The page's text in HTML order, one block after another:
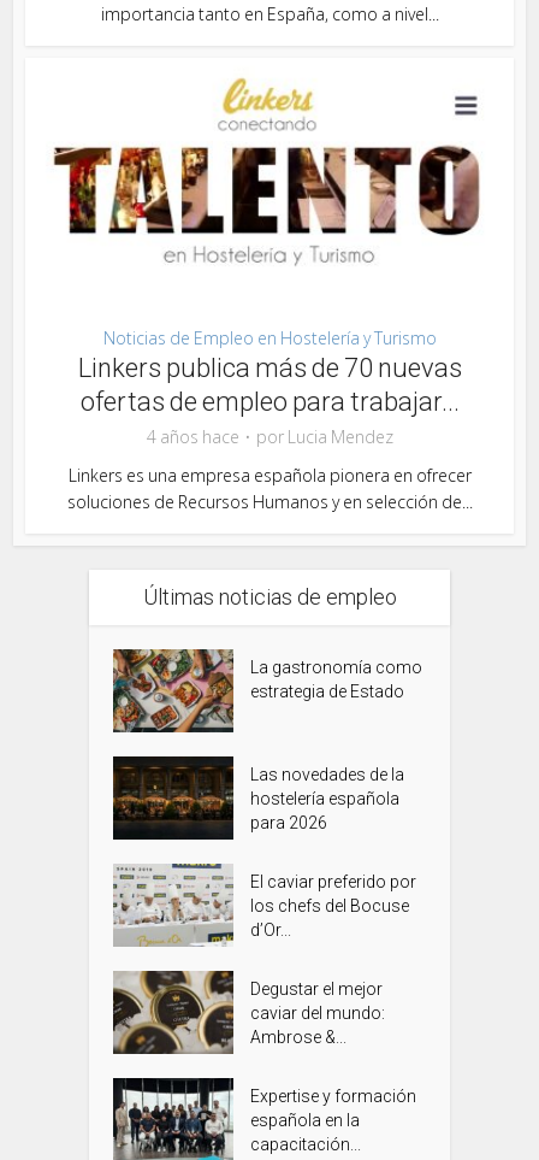
importancia tanto en España, como a nivel...
Noticias de Empleo en Hostelería y Turismo
Linkers publica más de 70 nuevas
ofertas de empleo para trabajar...
4 años hace por Lucia Mendez
Linkers es una empresa española pionera en ofrecer
soluciones de Recursos Humanos y en selección de...
Últimas noticias de empleo
La gastronomía como
estrategia de Estado
Las novedades de la
hostelería española
para 2026
El caviar preferido por
los chefs del Bocuse
d’Or...
Degustar el mejor
caviar del mundo:
Ambrose &...
Expertise y formación
española en la
capacitación...